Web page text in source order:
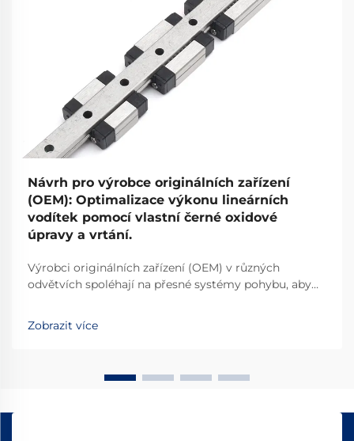
Návrh pro výrobce originálních zařízení
(OEM): Optimalizace výkonu lineárních
vodítek pomocí vlastní černé oxidové
úpravy a vrtání.
Výrobci originálních zařízení (OEM) v různých
odvětvích spoléhají na přesné systémy pohybu, aby
vhodných komponent pro lineární pohyb přímo
ovlivňuje spolehlivost výrobku...
Zobrazit více